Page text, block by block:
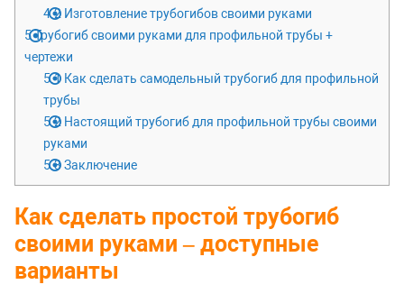
4.2 Изготовление трубогибов своими руками
5Трубогиб своими руками для профильной трубы +
чертежи
5.1 Как сделать самодельный трубогиб для профильной
трубы
5.2 Настоящий трубогиб для профильной трубы своими
руками
5.3Заключение
Как сделать простой трубогиб
своими руками – доступные
варианты